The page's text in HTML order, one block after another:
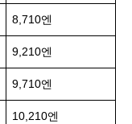
8,710엔
9,210엔
9,710엔
10,210엔